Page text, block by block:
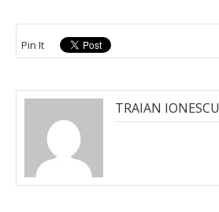
Pin It
TRAIAN IONESCU